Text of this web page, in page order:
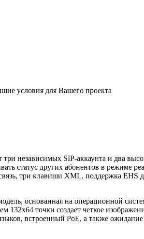
условия для Вашего проекта
независимых SIP-аккаунта и два
статус других абонентов в режиме
три клавиши XML, поддержка EHS
основанная на операционной
точки создает четкое
встроенный PoE, а также